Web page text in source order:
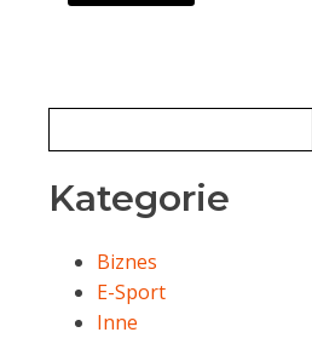
Kategorie
Biznes
E-Sport
Inne